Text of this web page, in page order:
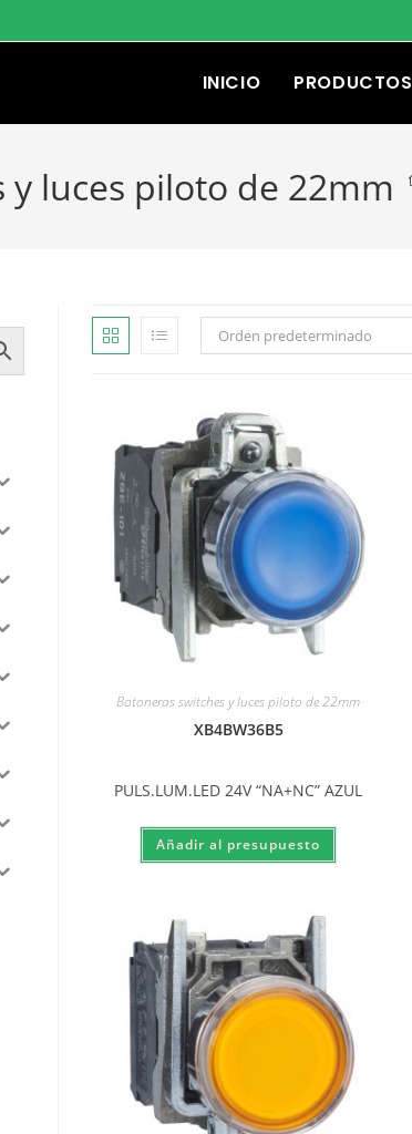
INICIO PRODUCTOS
y luces piloto de 22mm
Orden predeterminado
Botoneras switches y luces piloto de 22mm
XB4BW36B5
PULS.LUM.LED 24V “NA+NC” AZUL